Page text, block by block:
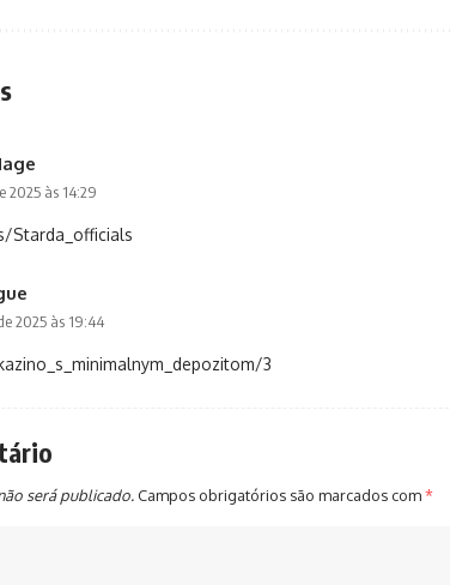
2025 às 14:29
2025 às 19:44
3
será publicado. Campos obrigatórios são marcados com*